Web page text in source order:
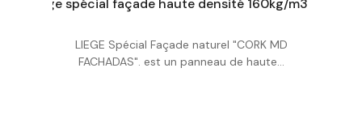
Acheter
LIEGE Spécial Façade naturel "CORK MD
FACHADAS". est un panneau de haute...